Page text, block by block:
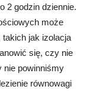
2 godzin dziennie.
może
jak izolacja
się, czy nie
nie powinniśmy
równowagi